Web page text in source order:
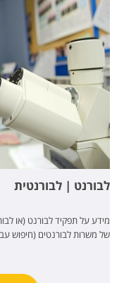
לבורנט | לבורנטית
מידע על תפקיד לבורנט (או
של משרות לבורנטים (חיפוש